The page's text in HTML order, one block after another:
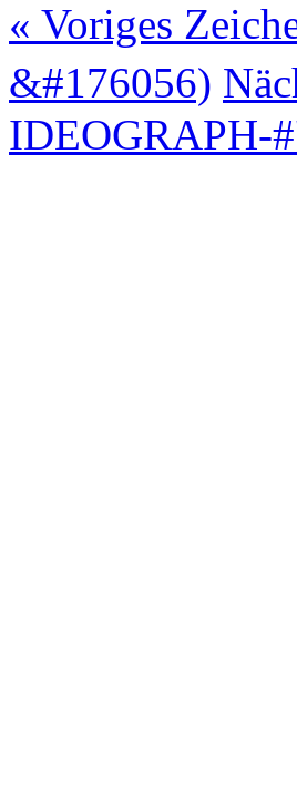
« Voriges
&#176056)
IDEOGRAPH-